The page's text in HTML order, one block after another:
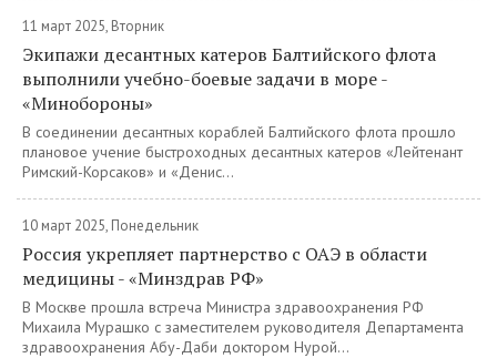
11 март 2025, Вторник
Экипажи десантных катеров Балтийского флота
выполнили учебно-боевые задачи в море -
«Минобороны»
В соединении десантных кораблей Балтийского флота прошло
плановое учение быстроходных десантных катеров «Лейтенант
Римский-Корсаков» и «Денис...
10 март 2025, Понедельник
Россия укрепляет партнерство с ОАЭ в области
медицины - «Минздрав РФ»
В Москве прошла встреча Министра здравоохранения РФ
Михаила Мурашко с заместителем руководителя Департамента
здравоохранения Абу-Даби доктором Нурой...